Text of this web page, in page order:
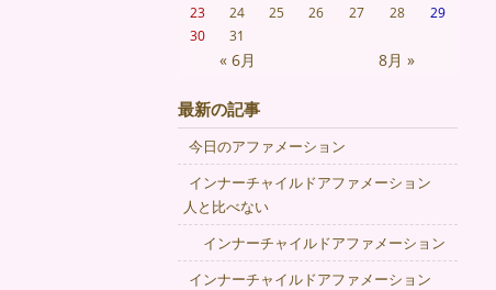
« 6月 8月 »
23
24 25 26 27 28
29
30
31
最新の記事
今日のアファメーション
インナーチャイルドアファメーション
人と比べない
インナーチャイルドアファメーション
インナーチャイルドアファメーション